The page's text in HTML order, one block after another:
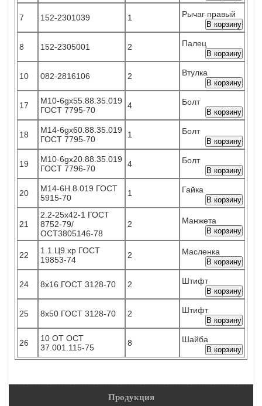
7 152-2301039 1 Рычаг правый
В корзину
8 152-2305001 2 Палец
В корзину
10 082-2816106 2 Втулка
В корзину
17
М10-6gх55.88.35.019
ГОСТ 7795-70
4 Болт
В корзину
18
М14-6gх60.88.35.019
ГОСТ 7795-70
1 Болт
В корзину
19
М10-6gх20.88.35.019
ГОСТ 7796-70
4 Болт
В корзину
20
М14-6Н.8.019 ГОСТ
5915-70
1 Гайка
В корзину
21
2.2-25х42-1 ГОСТ
8752-79/
ОСТ3805146-78
2 Манжета
В корзину
22
1.1.Ц9.хр ГОСТ
19853-74
2 Масленка
В корзину
24 8х16 ГОСТ 3128-70 2 Штифт
В корзину
25 8х50 ГОСТ 3128-70 2 Штифт
В корзину
26
10 ОТ ОСТ
37.001.115-75
8 Шайба
В корзину
Продукция